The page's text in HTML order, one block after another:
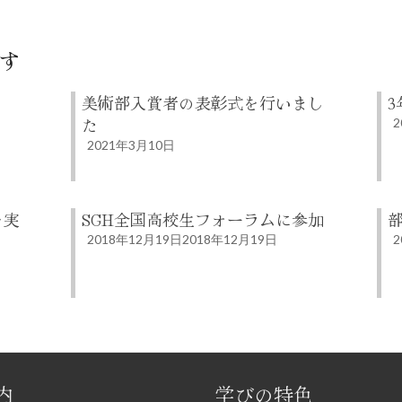
美術部入賞者の表彰式を行いまし
た
2021年3月10日
3
SGH全国高校生フォーラムに参加
2018年12月19日2018年12月19日
学びの特色